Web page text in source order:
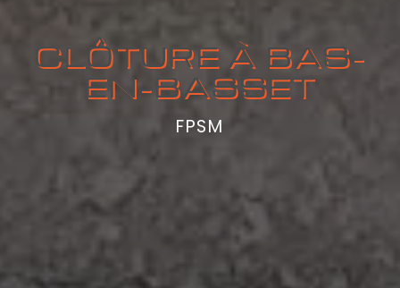
CLÔTURE À BAS-
EN-BASSET
FPSM